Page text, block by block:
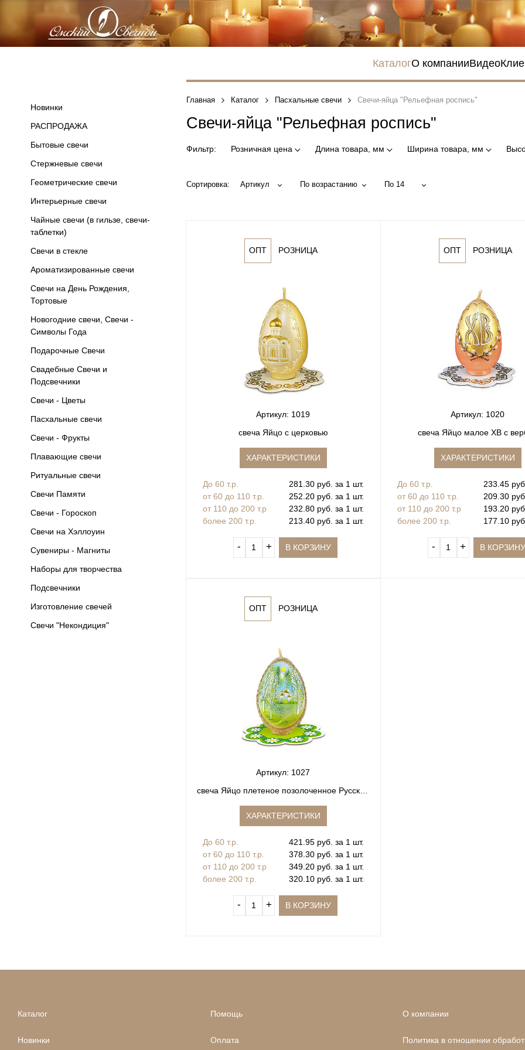
КаталогО компанииВидео
Новинки
РАСПРОДАЖА
Бытовые свечи
Стержневые свечи
Геометрические свечи
Интерьерные свечи
Чайные свечи (в гильзе, свечи-
таблетки)
Свечи в стекле
Ароматизированные свечи
Свечи на День Рождения,
Тортовые
Новогодние свечи, Свечи -
Символы Года
Подарочные Свечи
Свадебные Свечи и
Подсвечники
Свечи - Цветы
Пасхальные свечи
Свечи - Фрукты
Плавающие свечи
Ритуальные свечи
Свечи Памяти
Свечи - Гороскоп
Свечи на Хэллоуин
Сувениры - Магниты
Наборы для творчества
Подсвечники
Изготовление свечей
Свечи "Некондиция"
Главная Каталог Пасхальные свечи Свечи-яйца "Рельефная роспись"
Свечи-яйца "Рельефная роспись"
Фильтр: Розничная цена Длина товара, мм Ширина товара, мм
Сортировка: Артикул По возрастанию По 14
ОПТ РОЗНИЦА
Артикул: 1019
свеча Яйцо с церковью
ХАРАКТЕРИСТИКИ
До 60 т.р.
281.30 руб. за 1 шт.
от 60 до 110 т.р.
252.20 руб. за 1 шт.
от 110 до 200 т.р
232.80 руб. за 1 шт.
более 200 т.р.
213.40 руб. за 1 шт.
‐ + В КОРЗИНУ
ОПТ РОЗНИЦА
Артикул: 1020
свеча Яйцо малое ХВ с
ХАРАКТЕРИСТИКИ
До 60 т.р.
233.45
от 60 до 110 т.р.
209.30
от 110 до 200 т.р
193.20
более 200 т.р.
177.10
‐ + В КОРЗИНУ
ОПТ РОЗНИЦА
Артикул: 1027
свеча Яйцо плетеное позолоченное Русский
ХАРАКТЕРИСТИКИ
До 60 т.р.
421.95 руб. за 1 шт.
от 60 до 110 т.р.
378.30 руб. за 1 шт.
от 110 до 200 т.р
349.20 руб. за 1 шт.
более 200 т.р.
320.10 руб. за 1 шт.
‐ + В КОРЗИНУ
Каталог
Новинки
Помощь
Оплата
О компании
Политика в отношении